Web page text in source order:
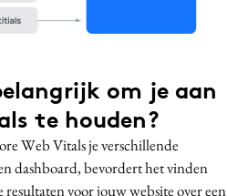
om je aan
te houden?
Web Vitals je verschillende
dashboard, bevordert het vinden
voor jouw website over een